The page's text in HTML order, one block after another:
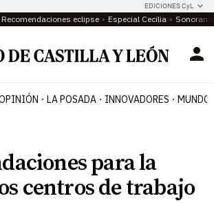
EDICIONES CyL
Recomendaciones eclipse Especial Cecilia
LA POSADA INNOVADORES MUNDO
para la
centros de trabajo